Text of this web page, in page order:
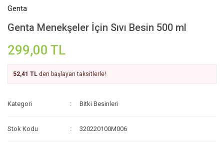
Genta
Genta Menekşeler İçin Sıvı Besin 500 ml
299,00 TL
52,41 TL den başlayan taksitlerle!
Kategori Bitki Besinleri
Stok Kodu 320220100M006